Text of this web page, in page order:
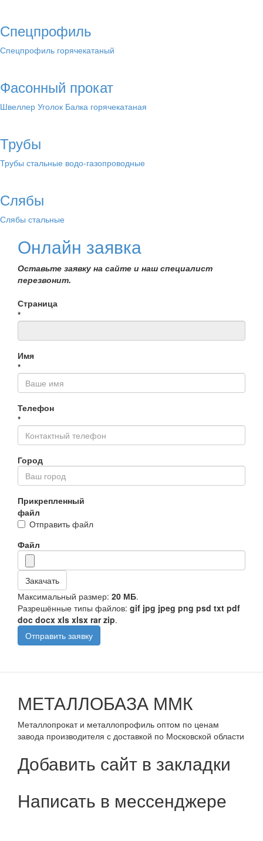
Спецпрофиль
Спецпрофиль горячекатаный
Фасонный прокат
Швеллер Уголок Балка горячекатаная
Трубы
Трубы стальные водо-газопроводные
Слябы
Слябы стальные
Онлайн заявка
Оставьте заявку на сайте и наш специалист
перезвонит.
Страница
*
Имя
*
Телефон
*
Город
Прикрепленный
файл
Отправить файл
Файл
Закачать
Максимальный размер: 20 МБ.
Разрешённые типы файлов: gif jpg jpeg png psd txt pdf
doc docx xls xlsx rar zip.
Отправить заявку
МЕТАЛЛОБАЗА ММК
Металлопрокат и металлопрофиль оптом по ценам
завода производителя с доставкой по Московской области
Добавить сайт в закладки
Написать в мессенджере